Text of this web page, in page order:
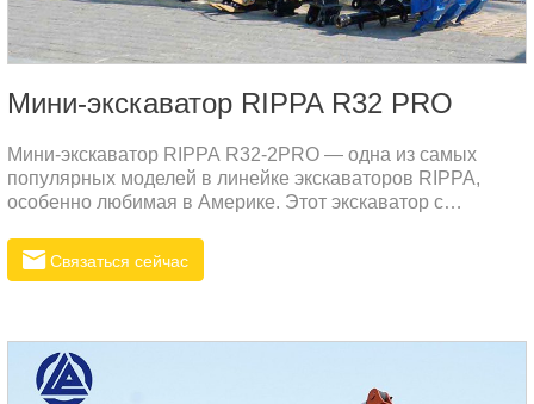
Мини-экскаватор RIPPA R32 PRO
Мини-экскаватор RIPPA R32-2PRO — одна из самых
популярных моделей в линейке экскаваторов RIPPA,
особенно любимая в Америке. Этот экскаватор с
является самым продаваемым звездным продуктом. Он
поставляется с различным навесным оборудованием для
отличную производительность при низком расходе
топлива, низком уровне шума и вибрации. Эта модель
является дилерским продуктом.
Связаться сейчас